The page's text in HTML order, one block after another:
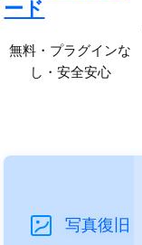
ード
無料・プラグインな
し・安全安心
写真復旧